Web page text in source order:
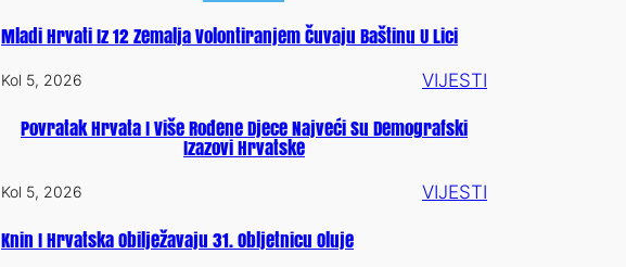
Mladi Hrvati Iz 12 Zemalja Volontiranjem Čuvaju Baštinu U Lici
Kol 5, 2026 VIJESTI
Povratak Hrvata I Više Rođene Djece Najveći Su Demografski
Izazovi Hrvatske
Kol 5, 2026 VIJESTI
Knin I Hrvatska Obilježavaju 31. Obljetnicu Oluje